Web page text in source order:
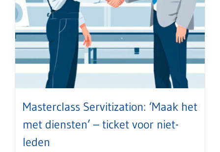
Masterclass Servitization: ‘Maak het
met diensten’ – ticket voor niet-
leden